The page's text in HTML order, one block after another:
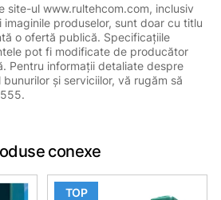
site-ul www.rultehcom.com, inclusiv
produselor, sunt doar cu titlu
o ofertă publică. Specificațiile
pot fi modificate de producător
Pentru informații detaliate despre
și serviciilor, vă rugăm să
conexe
TOP